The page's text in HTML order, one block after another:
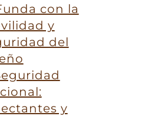
con la
y
del
y